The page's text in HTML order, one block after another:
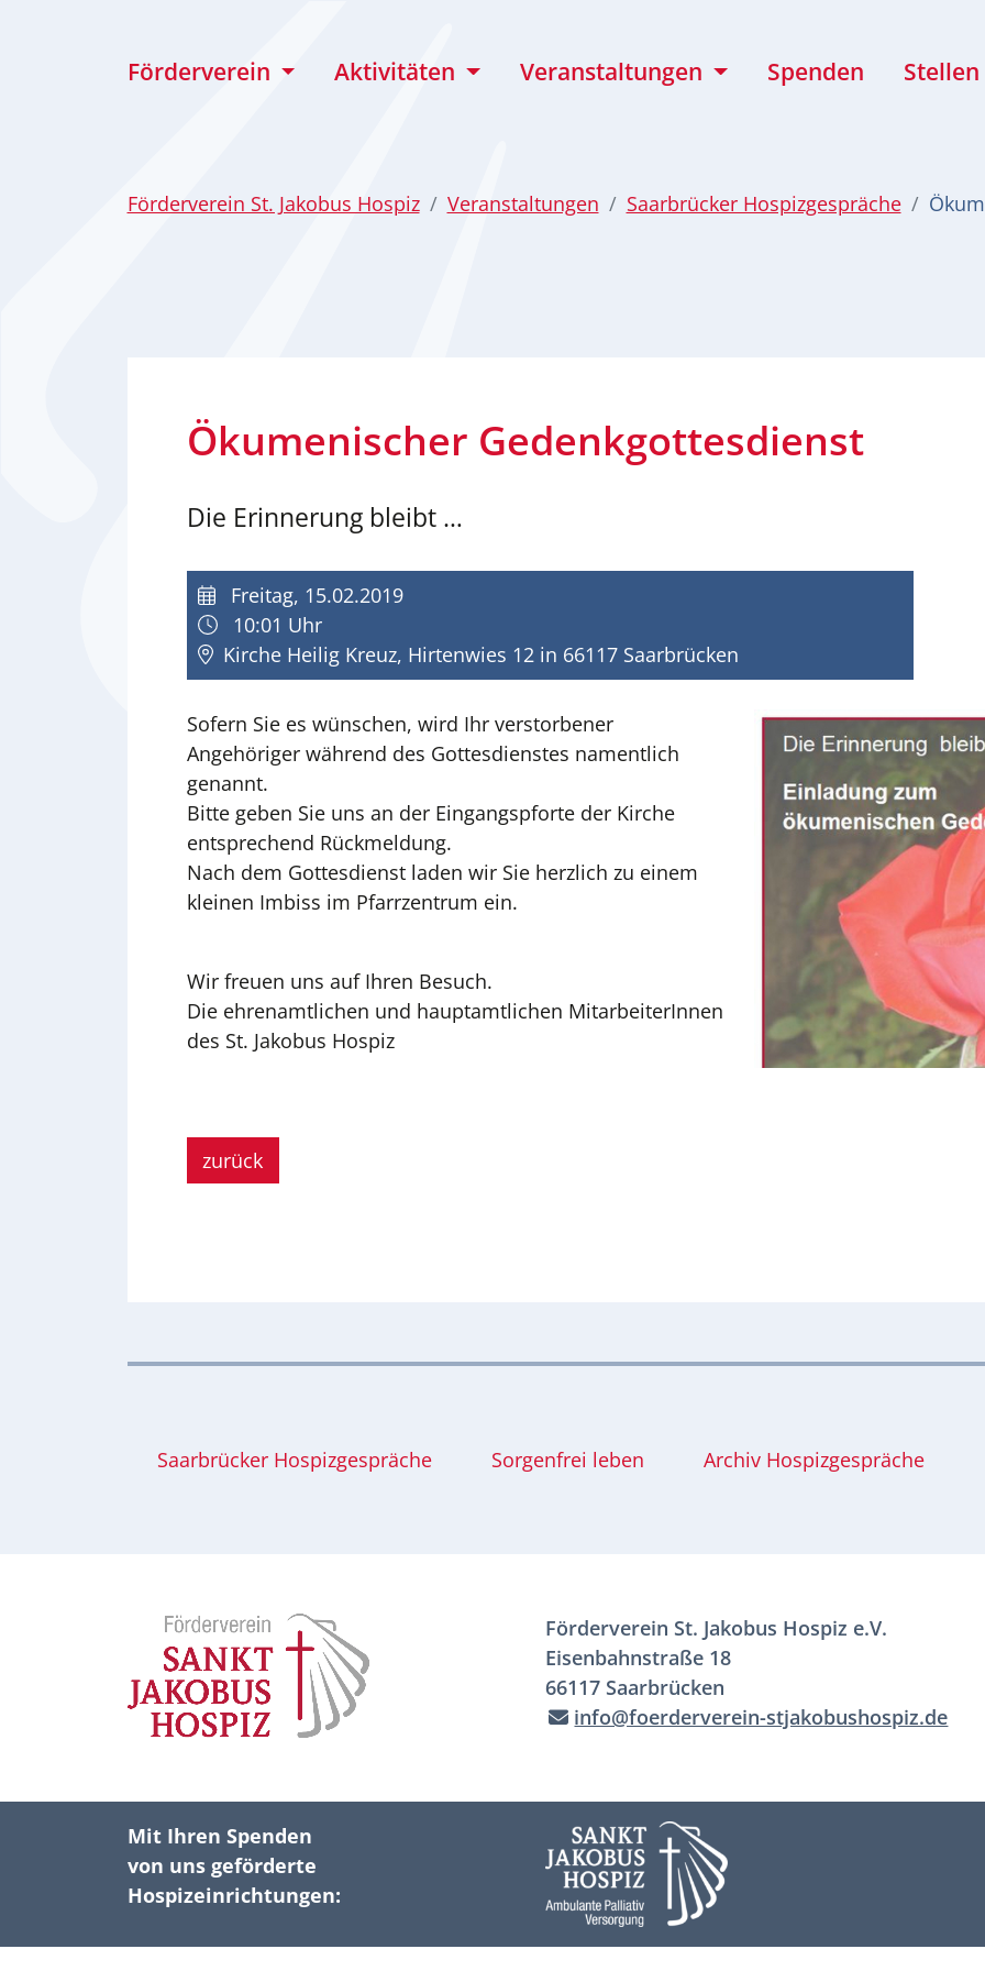
Förderverein Aktivitäten Veranstaltungen Spenden Stellen
Förderverein St. Jakobus Hospiz Veranstaltungen Saarbrücker Hospizgespräche
Ökumenischer Gedenkgottesdienst
Die Erinnerung bleibt …
Freitag, 15.02.2019
10:01 Uhr
Kirche Heilig Kreuz, Hirtenwies 12 in 66117 Saarbrücken
Sofern Sie es wünschen, wird Ihr verstorbener
Angehöriger während des Gottesdienstes namentlich
genannt.
Bitte geben Sie uns an der Eingangspforte der Kirche
entsprechend Rückmeldung.
Nach dem Gottesdienst laden wir Sie herzlich zu einem
kleinen Imbiss im Pfarrzentrum ein.
Wir freuen uns auf Ihren Besuch.
Die ehrenamtlichen und hauptamtlichen MitarbeiterInnen
des St. Jakobus Hospiz
zurück
Saarbrücker Hospizgespräche Sorgenfrei leben Archiv Hospizgespräche
Förderverein St. Jakobus Hospiz e.V.
Eisenbahnstraße 18
66117 Saarbrücken
info@foerderverein-stjakobushospiz.de
Mit Ihren Spenden
von uns geförderte
Hospizeinrichtungen: